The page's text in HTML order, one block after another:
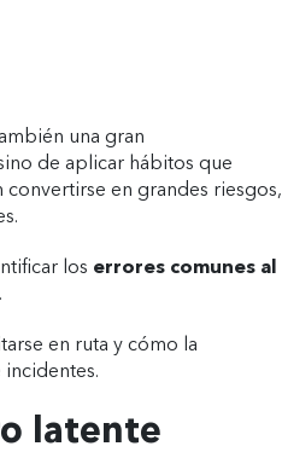
una gran
de aplicar hábitos que
en grandes riesgos,
los errores comunes al
.
en ruta y cómo la
latente